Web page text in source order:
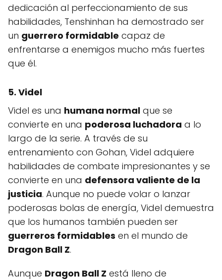
dedicación al perfeccionamiento de sus
habilidades, Tenshinhan ha demostrado ser
un guerrero formidable capaz de
enfrentarse a enemigos mucho más fuertes
que él.
5. Videl
Videl es una humana normal que se
convierte en una poderosa luchadora a lo
largo de la serie. A través de su
entrenamiento con Gohan, Videl adquiere
habilidades de combate impresionantes y se
convierte en una defensora valiente de la
justicia. Aunque no puede volar o lanzar
poderosas bolas de energía, Videl demuestra
que los humanos también pueden ser
guerreros formidables en el mundo de
Dragon Ball Z.
Aunque Dragon Ball Z está lleno de